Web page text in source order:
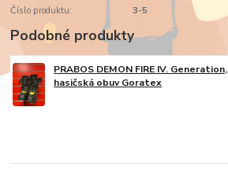
Číslo produktu: 3-5
Podobné produkty
PRABOS DEMON FIRE IV. Generation,
hasičská obuv Goratex